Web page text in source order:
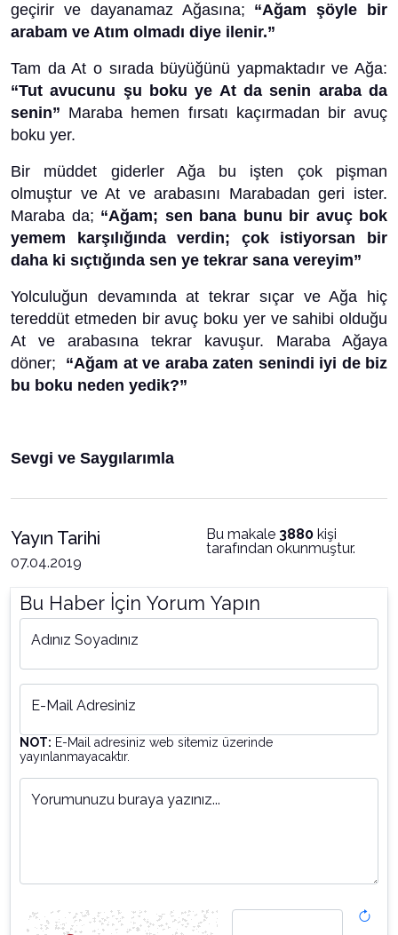
geçirir ve dayanamaz Ağasına; “Ağam şöyle bir
arabam ve Atım olmadı diye ilenir.”
Tam da At o sırada büyüğünü yapmaktadır ve Ağa:
“Tut avucunu şu boku ye At da senin araba da
senin” Maraba hemen fırsatı kaçırmadan bir avuç
boku yer.
Bir müddet giderler Ağa bu işten çok pişman
olmuştur ve At ve arabasını Marabadan geri ister.
Maraba da; “Ağam; sen bana bunu bir avuç bok
yemem karşılığında verdin; çok istiyorsan bir
daha ki sıçtığında sen ye tekrar sana vereyim”
Yolculuğun devamında at tekrar sıçar ve Ağa hiç
tereddüt etmeden bir avuç boku yer ve sahibi olduğu
At ve arabasına tekrar kavuşur. Maraba Ağaya
döner; “Ağam at ve araba zaten senindi iyi de biz
bu boku neden yedik?”
Sevgi ve Saygılarımla
Yayın Tarihi
07.04.2019
Bu makale 3880 kişi
tarafından okunmuştur.
Bu Haber İçin Yorum Yapın
Adınız Soyadınız
E-Mail Adresiniz
NOT: E-Mail adresiniz web sitemiz üzerinde
yayınlanmayacaktır.
Yorumunuzu buraya yazınız...